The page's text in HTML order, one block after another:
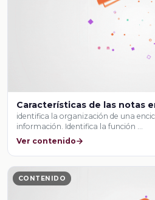
Características de las notas
identifica la organización de una
información. Identifica la función …
Ver contenido
CONTENIDO